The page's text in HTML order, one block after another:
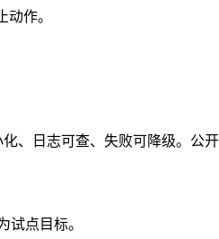
作。
、日志可查、失败可降级。公
试点目标。